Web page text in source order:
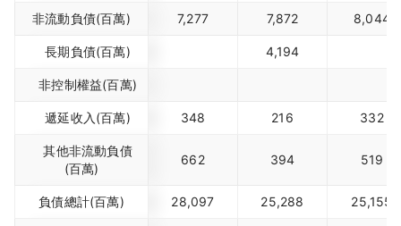
非流動負債(百萬) 7,277 7,872 8,044
長期負債(百萬) 4,194
非控制權益(百萬)
遞延收入(百萬) 348 216 332
其他非流動負債
(百萬)
662 394 519
負債總計(百萬) 28,097 25,288 25,155